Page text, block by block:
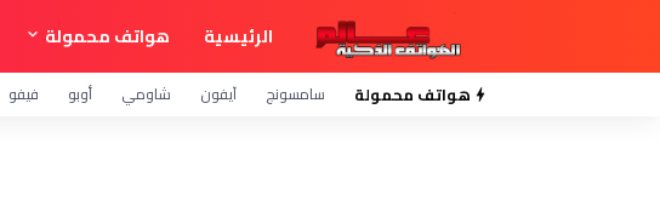
الرئيسية هواتف محمولة
هواتف محمولة سامسونج آيفون شاومي أوبو فيفو